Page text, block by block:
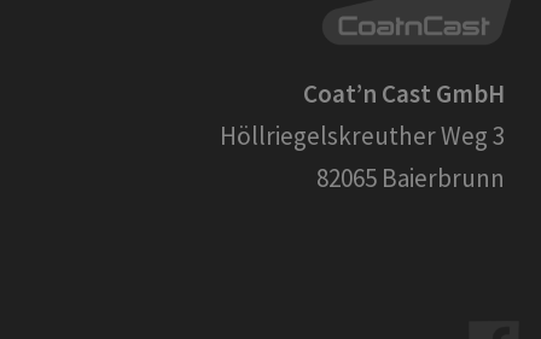
Coat’n Cast GmbH
Höllriegelskreuther Weg 3
82065 Baierbrunn